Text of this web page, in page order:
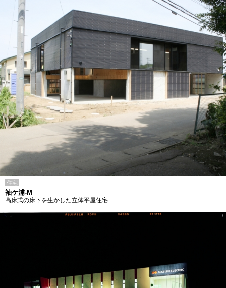
住宅
袖ケ浦-M
高床式の床下を生かした立体平屋住宅